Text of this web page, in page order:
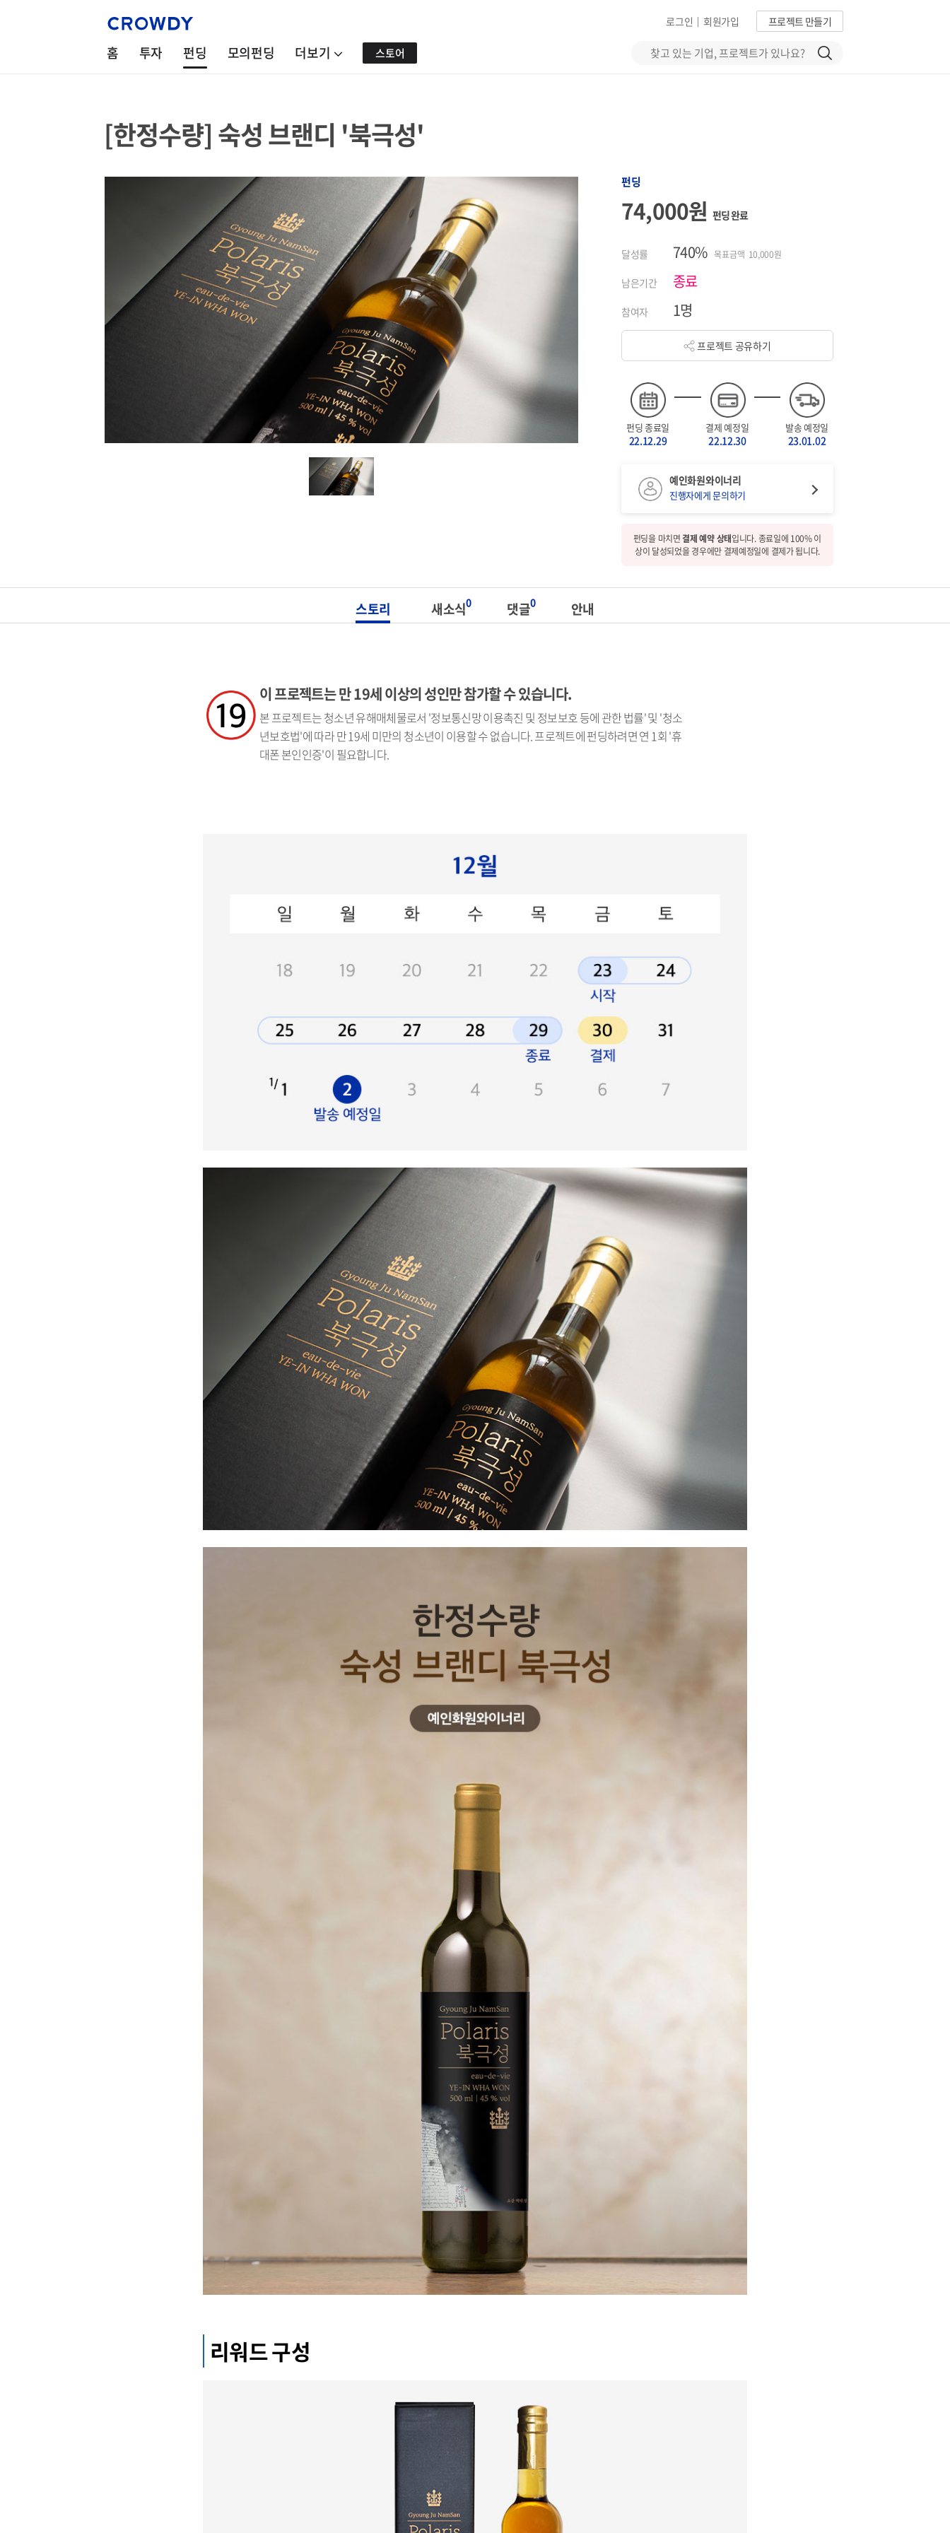
프로젝트 만들기
회원가입
|
로그인
홈 투자 펀딩 모의펀딩 더보기 스토어
[한정수량] 숙성 브랜디 '북극성'
펀딩
74,000원 펀딩 완료
달성률 740% 목표금액 10,000원
남은기간 종료
참여자 1명
프로젝트 공유하기
펀딩 종료일
22.12.29
결제 예정일
22.12.30
발송 예정일
23.01.02
예인화원와이너리
진행자에게 문의하기
펀딩을 마치면결제 예약 상태입니다. 종료일에 100% 이
상이 달성되었을 경우에만 결제예정일에 결제가 됩니다.
스토리 새소식0 댓글0 안내
이 프로젝트는 만 19세 이상의 성인만 참가할 수 있습니다.
본 프로젝트는 청소년 유해매체물로서 '정보통신망 이용촉진 및 정보보호 등에 관한 법률' 및 '청소
년보호법'에 따라 만 19세 미만의 청소년이 이용할 수 없습니다. 프로젝트에 펀딩하려면 연 1회 '휴
대폰 본인인증'이 필요합니다.
리워드 구성